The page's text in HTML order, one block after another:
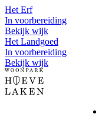
Het Erf
In voorbereiding
Bekijk wijk
Het Landgoed
In voorbereiding
Bekijk wijk